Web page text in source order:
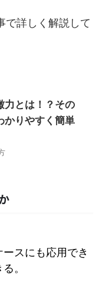
で詳しく解説して
力とは！？その
かりやすく簡単
スにも応用でき
。